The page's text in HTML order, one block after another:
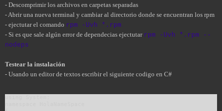
- Descomprimir los archivos en carpetas separadas
- Abrir una nueva terminal y cambiar al directorio donde se encuentran los rpm
- ejectutar el comando rpm -Uvh *.rpm
- Si es que sale algún error de dependecias ejectutar rpm -Uvh *.rpm --
nodeps
Testear la instalación
- Usando un editor de textos escribir el siguiente codigo en C#